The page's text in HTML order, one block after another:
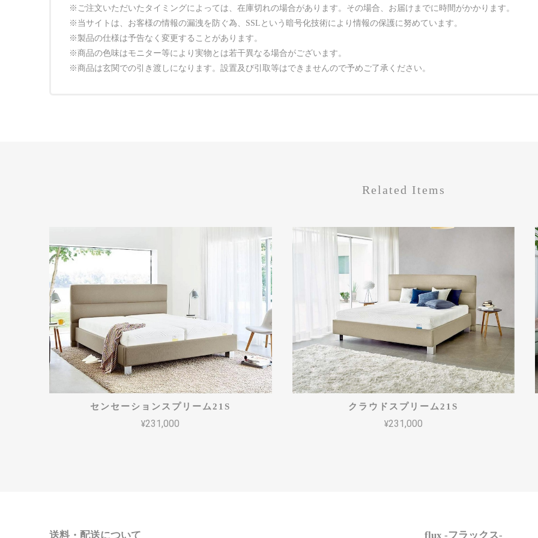
※ご注文いただいたタイミングによっては、在庫切れの場合があります。その場合、お届けまでに時間がかかります。
※当サイトは、お客様の情報の漏洩を防ぐ為、SSLという暗号化技術により情報の保護に努めています。
※製品の仕様は予告なく変更することがあります。
※商品の色味はモニター等により実物とは若干異なる場合がございます。
※商品は玄関での引き渡しになります。設置及び引取等はできませんので予めご了承ください。
Related Items
センセーションスプリーム21S
¥231,000
クラウドスプリーム21S
¥231,000
送料・配送について flux -フラックス-